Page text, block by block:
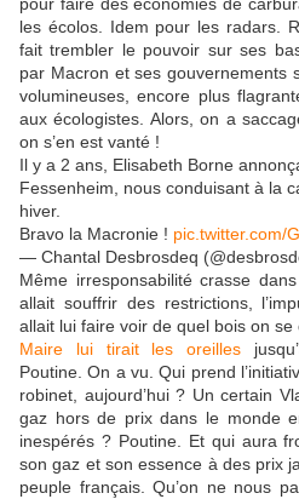
les écolos. Idem pour les radars.
fait trembler le pouvoir sur ses
par Macron et ses gouvernements
volumineuses, encore plus
aux écologistes. Alors, on a
on s’en est vanté !
Il y a 2 ans, Elisabeth Borne
Fessenheim, nous conduisant à la
hiver.
Bravo la Macronie ! pic.twitter.com/
— Chantal Desbrosdeq
Même irresponsabilité crasse
allait souffrir des restrictions,
allait lui faire voir de quel bois on
Maire lui tirait les oreilles
Poutine. On a vu. Qui prend
robinet, aujourd’hui ? Un certain
gaz hors de prix dans le monde
inespérés ? Poutine. Et qui aura
son gaz et son essence à des prix
peuple français. Qu’on ne nous